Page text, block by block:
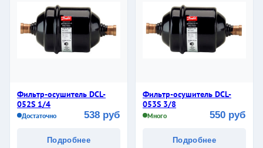
Фильтр-осушитель DCL-
052S 1/4
Достаточно 538 руб
Подробнее
Фильтр-осушитель DCL-
053S 3/8
Много 550 руб
Подробнее